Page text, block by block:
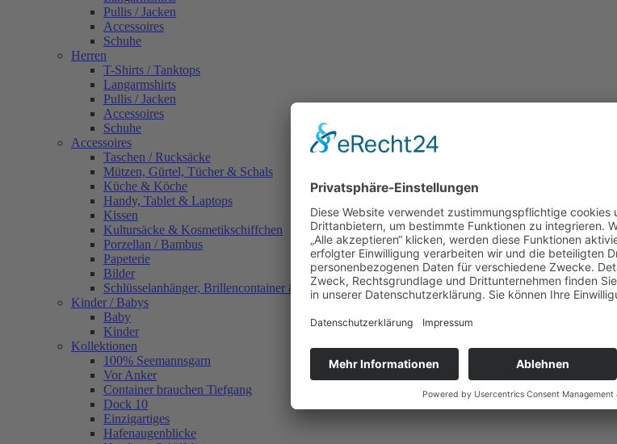
Pullis / Jacken
Accessoires
Schuhe
Herren
T-Shirts / Tanktops
Langarmshirts
Pullis / Jacken
Accessoires
Schuhe
Accessoires
Taschen / Rucksäcke
Mützen, Gürtel, Tücher & Schals
Küche & Köche
Handy, Tablet & Laptops
Kissen
Kultursäcke & Kosmetikschiffchen
Porzellan / Bambus
Papeterie
Bilder
Schlüsselanhänger, Brillencontainer & mehr
Kinder / Babys
Baby
Kinder
Kollektionen
100% Seemannsgarn
Vor Anker
Container brauchen Tiefgang
Dock 10
Einzigartiges
Hafenaugen­blicke